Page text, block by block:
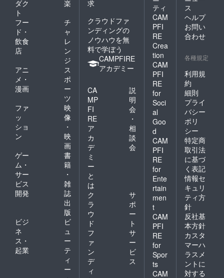
花蓮住
宿日誌
手冊和
每月一
張明信
n to a
g to be
held in
Osaka
after
stay in
Taiwan,
exclusi
ve to
support
ers, two
goods
of 楽山
（http://
www.ha
ppymo
unt.org.
tw/prod
ucts）,
handm
booklet,
plus a
請您參
加僅限
贊助人
的居留
報告會
山院的
品二個
（http://
www.ha
ppymo
unt.org.
tw/prod
ucts
），將
向您發
送手工
花蓮住
宿日誌
手冊和
每月一
張明信
invitatio
n to a
meetin
g to be
held in
Osaka
after
stay in
Taiwan,
ダク
ト
楽
フー
ド・
飲食
店
チ
ャ
レ
ン
ジ
アニ
メ・
漫画
ス
ポ
ー
ツ
ファ
ッ
ショ
ン
映
像
・
映
画
ゲー
ム・
サー
ビス
開発
書
籍
・
雑
誌
出
版
ビジ
ネ
ス・
起業
ビ
ュ
ー
テ
ィ
ー
求
クラウドファ
ンディングの
ノウハウを無
料で学ぼう
CAMPFIRE
アカデミー
CA
MP
FI
RE
ア
カ
デ
ミ
ー
と
は
説
明
会
・
相
談
会
ク
ラ
ウ
ド
フ
ァ
ン
デ
ィ
サ
ポ
ー
ト
サ
ー
ビ
ス
ティ
CAM
PFI
RE
Crea
tion
CAM
PFI
RE
for
Soci
al
Goo
d
CAM
PFI
RE
for
Ente
rtain
men
t
CAM
PFI
RE
for
Spor
ts
CAM
ス
ヘルプ
お問い
合わせ
各種規定
利用規
約
細則
プライ
バシー
ポリ
シー
特定商
取引法
に基づ
く表記
情報セ
キュリ
ティ方
針
反社基
本方針
カスタ
マーハ
ラスメ
ントに
対する